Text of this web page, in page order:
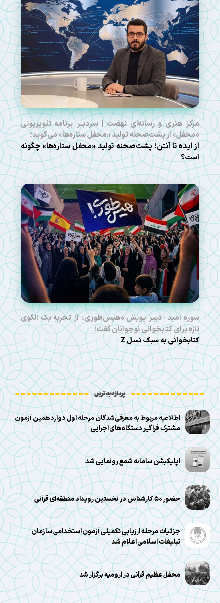
مرکز هنری و رسانه‌ای نهضت | سردبیر برنامه تلویزیونی
«محفل» از پشت‌صحنه تولید «محفل ستاره‌ها» می‌گوید؛
از ایده تا آنتن؛ پشت‌صحنه تولید «محفل ستاره‌ها» چگونه
است؟
سوره امید | دبیر پویش «هیس‌طوری» از تجربه یک الگوی
تازه برای کتابخوانی نوجوانان گفت؛
کتابخوانی به سبک نسل Z
پربازدیدترین
اطلاعیه مربوط به معرفی‌شدگان مرحله اول دوازدهمین آزمون
مشترک فراگیر دستگاه‌های اجرایی
اپلیکیشن سامانه شمع رونمایی شد
حضور ۵۰ کارشناس در نخستین رویداد منطقه‌ای قرآنی
جزئیات مرحله ارزیابی تکمیلی آزمون استخدامی سازمان
تبلیغات اسلامی اعلام شد
محفل عظیم قرآنی در ارومیه برگزار شد